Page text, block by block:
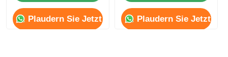
Plaudern Sie Jetzt Plaudern Sie Jetzt